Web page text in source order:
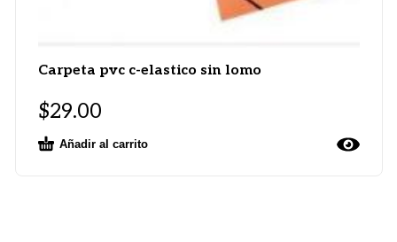
Carpeta pvc c-elastico sin lomo
$29.00
Añadir al carrito